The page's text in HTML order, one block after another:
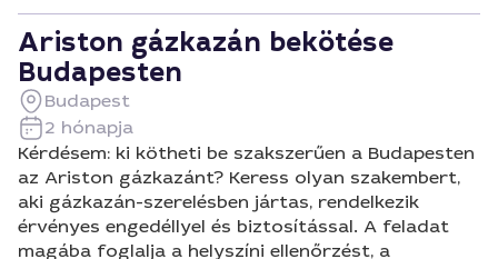
Ariston gázkazán bekötése
Budapesten
Budapest
2 hónapja
Kérdésem: ki kötheti be szakszerűen a Budapesten
az Ariston gázkazánt? Keress olyan szakembert,
aki gázkazán-szerelésben jártas, rendelkezik
érvényes engedéllyel és biztosítással. A feladat
magába foglalja a helyszíni ellenőrzést, a